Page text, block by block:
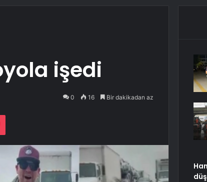
işedi
0 16 Bir dakikadan az
Pocket